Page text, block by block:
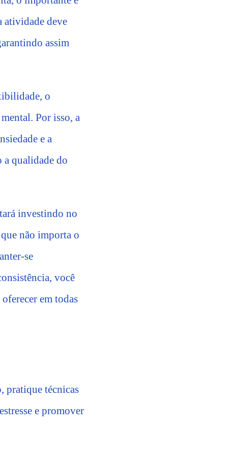
atividade deve
assim
o
Por isso, a
e a
a qualidade do
investindo no
não importa o
se
você
em todas
pratique técnicas
e promover